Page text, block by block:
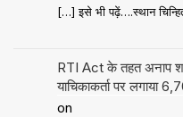
[…] इसे भी पढ़ें….स्थान
RTI Act के तहत अनाप
याचिकाकर्ता पर लगाया
on